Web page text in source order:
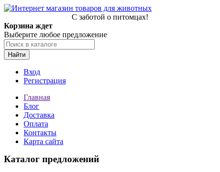
С заботой о питомцах!
Корзина ждет
Выберите любое предложение
Найти
Вход
Регистрация
Главная
Блог
Доставка
Оплата
Контакты
Карта сайта
Каталог предложений